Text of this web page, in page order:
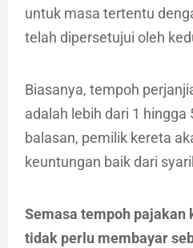
untuk masa tertentu
telah dipersetujui oleh
Biasanya, tempoh
adalah lebih dari 1 hingga
balasan, pemilik kereta
keuntungan baik dari
Semasa tempoh
tidak perlu membayar